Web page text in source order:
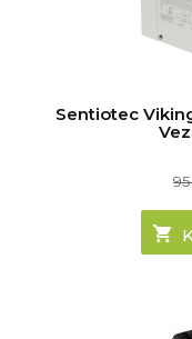
Sentiotec